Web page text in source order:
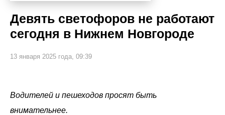
Девять светофоров не работают
сегодня в Нижнем Новгороде
13 января 2025 года, 09:39
Водителей и пешеходов просят быть
внимательнее.